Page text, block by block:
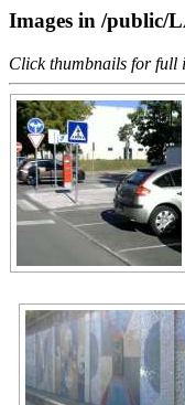
Images in /public/
Click thumbnails for full